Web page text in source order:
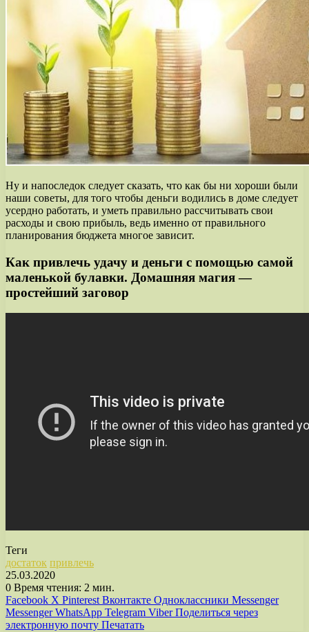
Ну и напоследок следует сказать, что как бы ни хороши были
наши советы, для того чтобы деньги водились в доме следует
усердно работать, и уметь правильно рассчитывать свои
расходы и свою прибыль, ведь именно от правильного
планирования бюджета многое зависит.
Как привлечь удачу и деньги с помощью самой
маленькой булавки. Домашняя магия —
простейший заговор
Теги
достаток привлечь
25.03.2020
0 Время чтения: 2 мин.
Facebook X Pinterest Вконтакте Одноклассники Messenger
Messenger WhatsApp Telegram Viber Поделиться через
электронную почту Печатать